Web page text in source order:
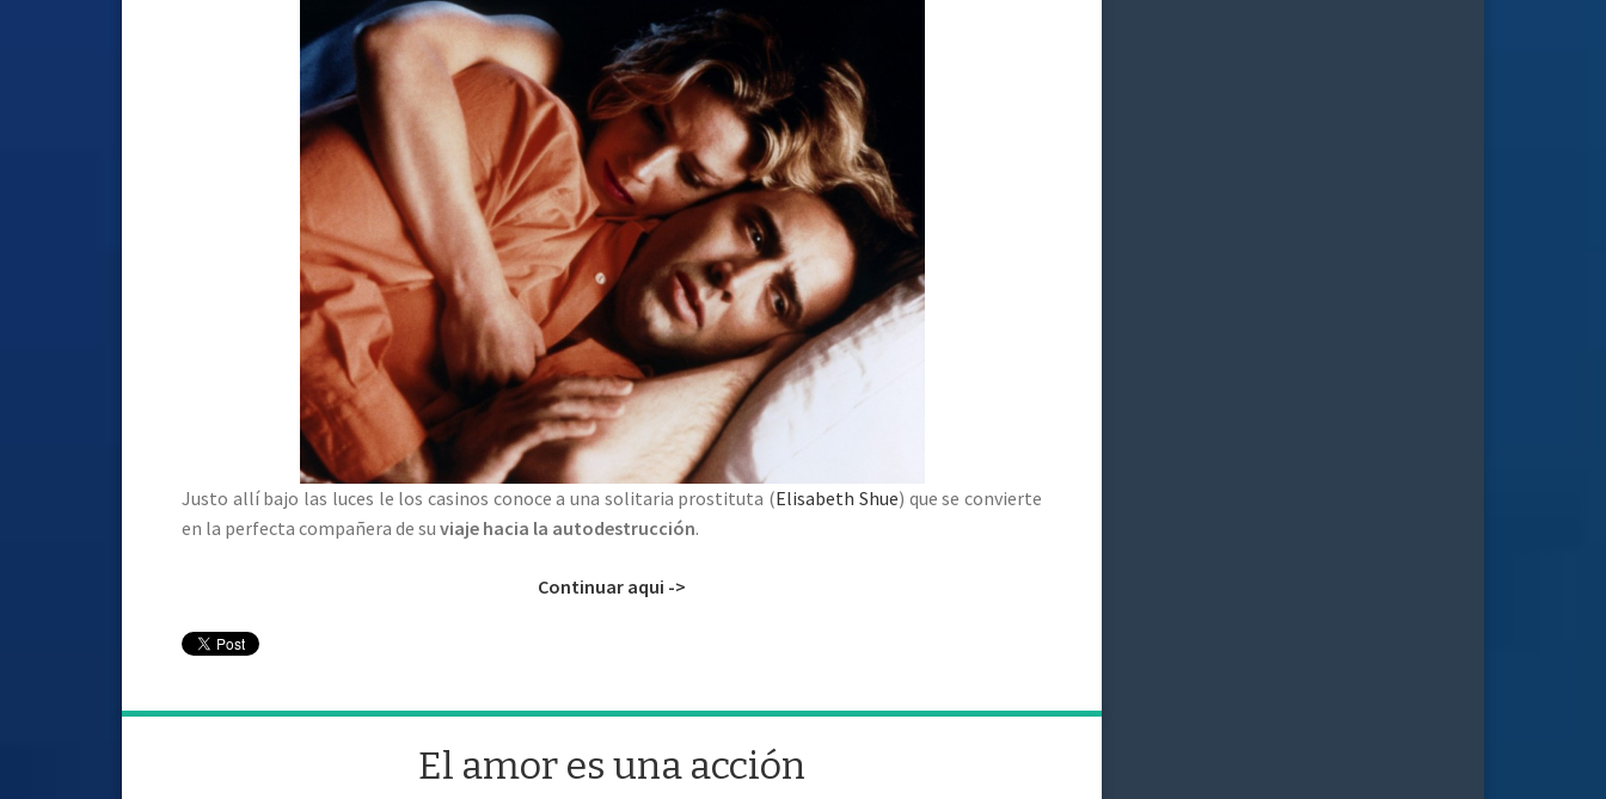
Justo allí bajo las luces le los casinos conoce a una solitaria prostituta (Elisabeth Shue) que se convierte
en la perfecta compañera de su viaje hacia la autodestrucción.
Continuar aqui ->
El amor es una acción